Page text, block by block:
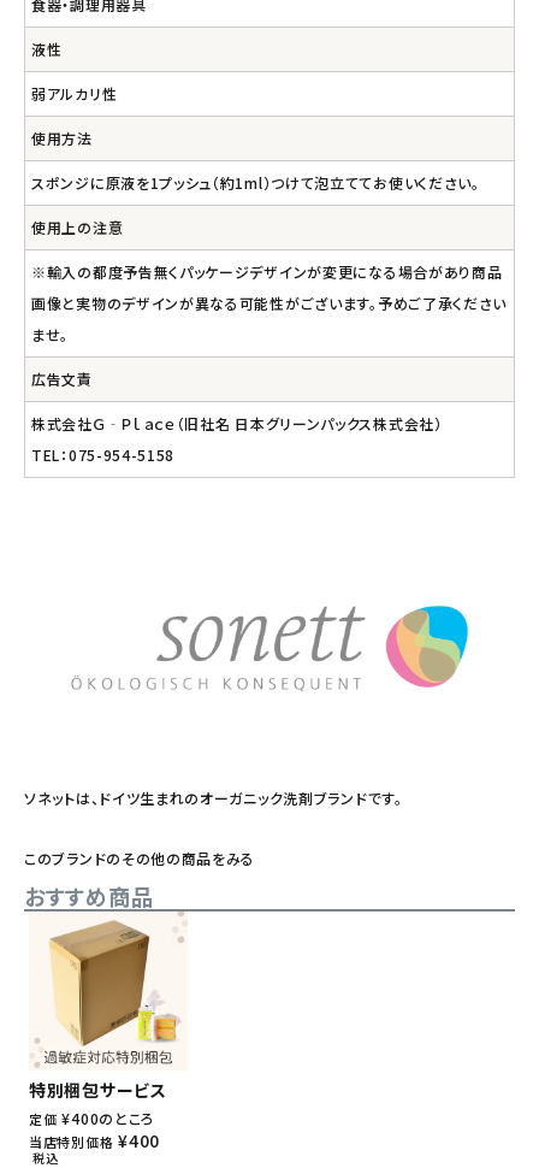
液性
弱アルカリ性
使用方法
スポンジに原液を1プッシュ（約1ml）つけて泡立ててお使いください。
使用上の注意
※輸入の都度予告無くパッケージデザインが変更になる場合があり商品
画像と実物のデザインが異なる可能性がございます。予めご了承ください
ませ。
広告文責
株式会社Ｇ‐Ｐｌａｃｅ（旧社名 日本グリーンパックス株式会社）
TEL：075-954-5158
ソネットは、ドイツ生まれのオーガニック洗剤ブランドです。
このブランドのその他の商品をみる
おすすめ商品
特別梱包サービス
定価 ¥400のところ
当店特別価格 ¥400
税込